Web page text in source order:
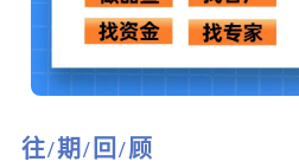
往/期/回/顾